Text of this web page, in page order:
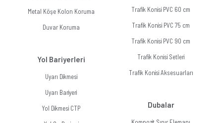
Metal Köşe Kolon Koruma
Duvar Koruma
Yol Bariyerleri
Uyarı Dikmesi
Uyarı Bariyeri
Yol Dikmesi CTP
Trafik Konisi PVC 60 cm
Trafik Konisi PVC 75 cm
Trafik Konisi PVC 90 cm
Trafik Konisi Setleri
Trafik Konisi Aksesuarları
Dubalar